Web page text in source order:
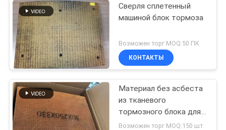
Сверля сплетенный
машиной блок тормоза
Возможен торг MOQ:50 ПК
КОНТАКТЫ
Материал без асбеста
из тканевого
тормозного блока для
бурения скважин
Возможен торг MOQ:150 шт.